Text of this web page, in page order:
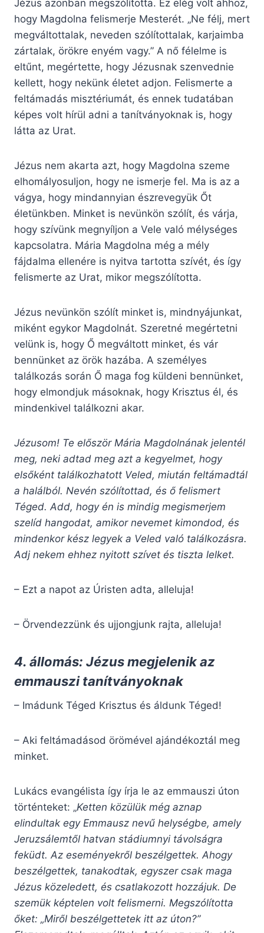
Jézus azonban megszólította. Ez elég volt ahhoz,
hogy Magdolna felismerje Mesterét. „Ne félj, mert
megváltottalak, neveden szólítottalak, karjaimba
zártalak, örökre enyém vagy.” A nő félelme is
eltűnt, megértette, hogy Jézusnak szenvednie
kellett, hogy nekünk életet adjon. Felismerte a
feltámadás misztériumát, és ennek tudatában
képes volt hírül adni a tanítványoknak is, hogy
látta az Urat.
Jézus nem akarta azt, hogy Magdolna szeme
elhomályosuljon, hogy ne ismerje fel. Ma is az a
vágya, hogy mindannyian észrevegyük Őt
életünkben. Minket is nevünkön szólít, és várja,
hogy szívünk megnyíljon a Vele való mélységes
kapcsolatra. Mária Magdolna még a mély
fájdalma ellenére is nyitva tartotta szívét, és így
felismerte az Urat, mikor megszólította.
Jézus nevünkön szólít minket is, mindnyájunkat,
miként egykor Magdolnát. Szeretné megértetni
velünk is, hogy Ő megváltott minket, és vár
bennünket az örök hazába. A személyes
találkozás során Ő maga fog küldeni bennünket,
hogy elmondjuk másoknak, hogy Krisztus él, és
mindenkivel találkozni akar.
Jézusom! Te először Mária Magdolnának jelentél
meg, neki adtad meg azt a kegyelmet, hogy
elsőként találkozhatott Veled, miután feltámadtál
a halálból. Nevén szólítottad, és ő felismert
Téged. Add, hogy én is mindig megismerjem
szelíd hangodat, amikor nevemet kimondod, és
mindenkor kész legyek a Veled való találkozásra.
Adj nekem ehhez nyitott szívet és tiszta lelket.
– Ezt a napot az Úristen adta, alleluja!
– Örvendezzünk és ujjongjunk rajta, alleluja!
4. állomás: Jézus megjelenik az
emmauszi tanítványoknak
– Imádunk Téged Krisztus és áldunk Téged!
– Aki feltámadásod örömével ajándékoztál meg
minket.
Lukács evangélista így írja le az emmauszi úton
történteket: „Ketten közülük még aznap
elindultak egy Emmausz nevű helységbe, amely
Jeruzsálemtől hatvan stádiumnyi távolságra
feküdt. Az eseményekről beszélgettek. Ahogy
beszélgettek, tanakodtak, egyszer csak maga
Jézus közeledett, és csatlakozott hozzájuk. De
szemük képtelen volt felismerni. Megszólította
őket: „Miről beszélgettetek itt az úton?”